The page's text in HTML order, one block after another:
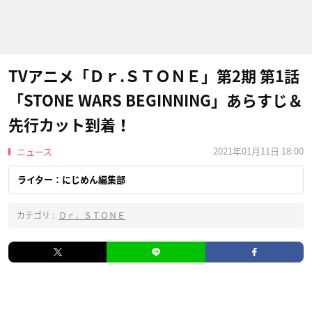
TVアニメ「Ｄｒ.ＳＴＯＮＥ」第2期 第1話
「STONE WARS BEGINNING」あらすじ＆
先行カット到着！
ニュース 2021年01月11日 18:00
ライター：にじめん編集部
カテゴリ : Ｄｒ．ＳＴＯＮＥ